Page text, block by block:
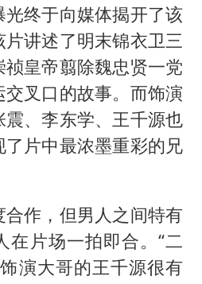
终于向媒体揭开了该
讲述了明末锦衣卫三
皇帝翦除魏忠贤一党
叉口的故事。而饰演
、李东学、王千源也
片中最浓墨重彩的兄
作，但男人之间特有
在片场一拍即合。“二
演大哥的王千源很有